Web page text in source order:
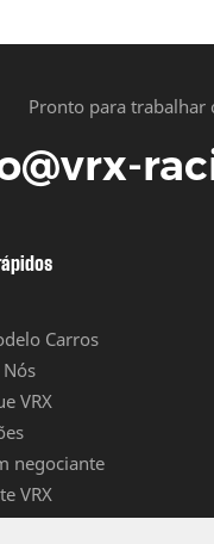
Pronto para trabalhar
Carros
VRX
negociante
VRX
contato conosco